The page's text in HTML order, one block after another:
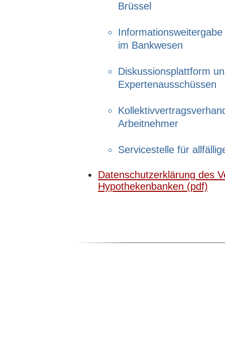
Brüssel
im Bankwesen
Diskussionsplattform
Expertenausschüssen
Arbeitnehmer
Servicestelle für
Datenschutzerklärung des
Hypothekenbanken (pdf)